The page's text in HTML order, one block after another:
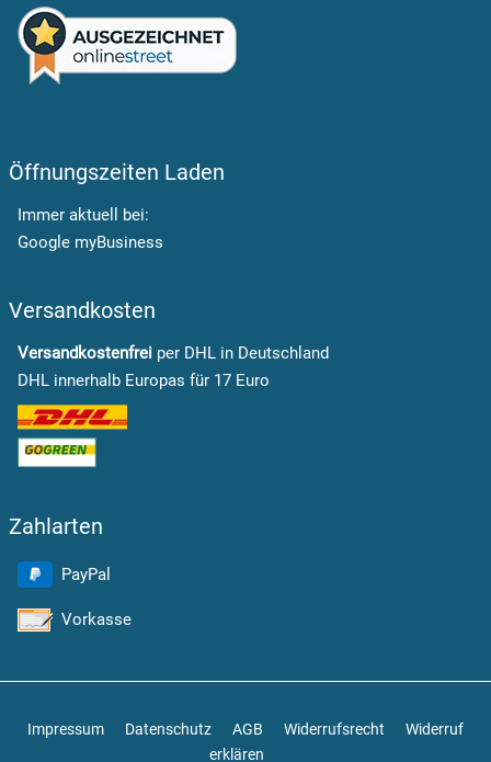
Öffnungszeiten Laden
Immer aktuell bei:
Google myBusiness
Versandkosten
Versandkostenfrei per DHL in Deutschland
DHL innerhalb Europas für 17 Euro
Zahlarten
PayPal
Vorkasse
Impressum Datenschutz AGB Widerrufsrecht
Widerruf
erklären